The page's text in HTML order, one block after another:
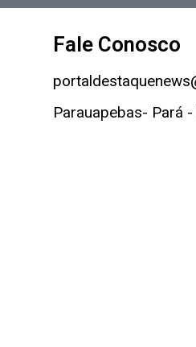
Fale Conosco
Parauapebas- Pará